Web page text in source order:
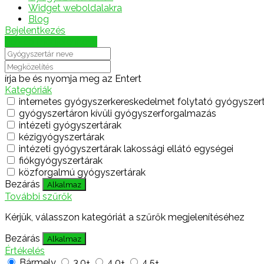
Widget weboldalakra
Blog
Bejelentkezés
írja be és nyomja meg az Entert
Kategóriák
internetes gyógyszerkereskedelmet folytató
gyógyszertáron kívüli gyógyszerforgalmazás
intézeti gyógyszertárak
kézigyógyszertárak
intézeti gyógyszertárak lakossági ellátó egységei
fiókgyógyszertárak
közforgalmú gyógyszertárak
Bezárás
Alkalmaz
További szűrők
Kérjük, válasszon kategóriát a szűrők megjelenítéséhez
Bezárás
Alkalmaz
Értékelés